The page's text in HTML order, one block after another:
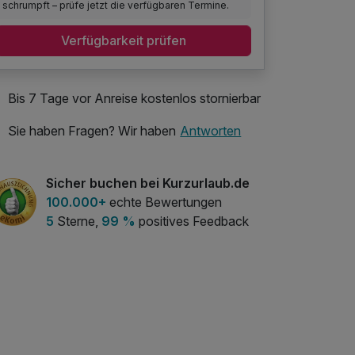
schrumpft – prüfe jetzt die verfügbaren Termine.
Verfügbarkeit prüfen
Bis 7 Tage vor Anreise kostenlos stornierbar
Sie haben Fragen? Wir haben Antworten
Sicher buchen bei Kurzurlaub.de
100.000+ echte Bewertungen
5 Sterne, 99 % positives Feedback